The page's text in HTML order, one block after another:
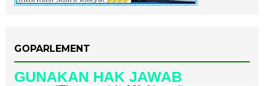
GOPARLEMENT
GUNAKAN HAK JAWAB